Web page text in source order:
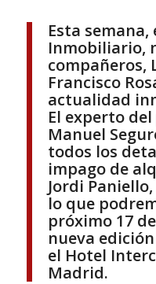
Esta semana,
Inmobiliario,
compañeros,
Francisco
actualidad
El experto
Manuel
todos los
impago de
Jordi
lo que
próximo 17
nueva
el Hotel
Madrid.